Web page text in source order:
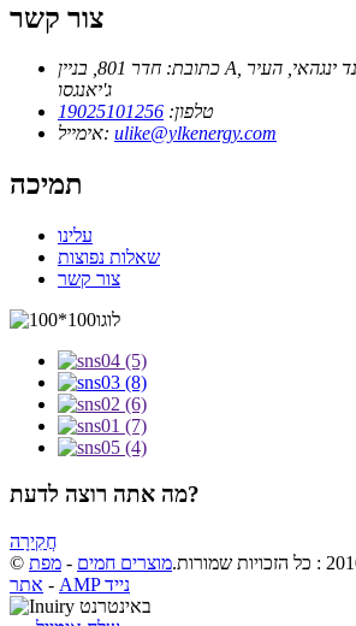
צור קשר
כתובת:
חדר 801, בניין A, גרינלנד ינגהאי, העיר Xuzhou, מחוז
ג'יאנגסו
טלפון: 19025101256
אימייל: ulike@ylkenergy.com
תמיכה
עלינו
שאלות נפוצות
צור קשר
מה אתה רוצה לדעת?
חֲקִירָה
מוצרים חמים - מפת
אתר - AMP נייד